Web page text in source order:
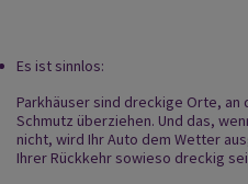
Es ist sinnlos:
Parkhäuser sind dreckige Orte,
Schmutz überziehen. Und das,
nicht, wird Ihr Auto dem Wetter
Ihrer Rückkehr sowieso dreckig